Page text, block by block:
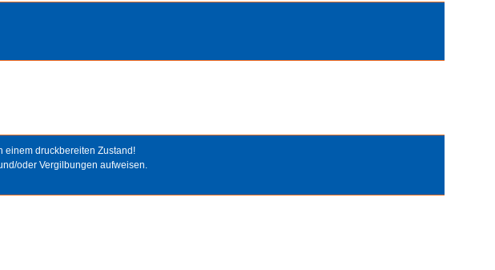
einem druckbereiten Zustand!
oder Vergilbungen aufweisen.